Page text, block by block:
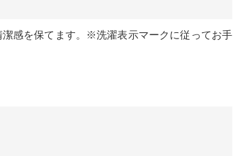
感を保てます。※洗濯表示マークに従ってお手